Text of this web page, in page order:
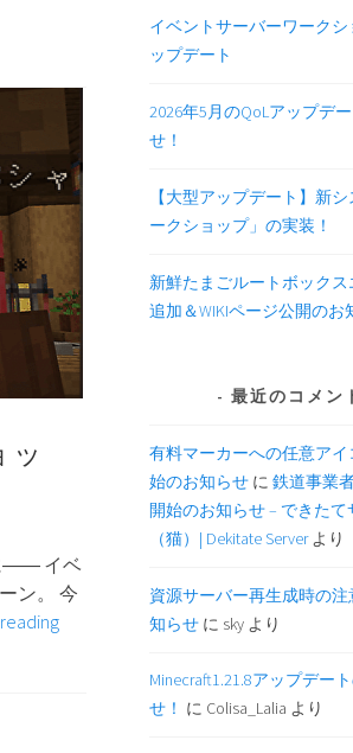
―― イベ
ン。 今
【大
イベントサーバーワークシ
ップデート
2026年5月のQoLアップデ
せ！
【大型アップデート】新
ークショップ」の実装！
新鮮たまごルートボック
追加＆WIKIページ公開のお
最近のコメン
有料マーカーへの任意アイ
始のお知らせ に 鉄道事業
開始のお知らせ – できたて
（猫）| Dekitate Serverより
資源サーバー再生成時の注
知らせ に sky より
Minecraft1.21.8アップデー
せ！ に Colisa_Lalia より